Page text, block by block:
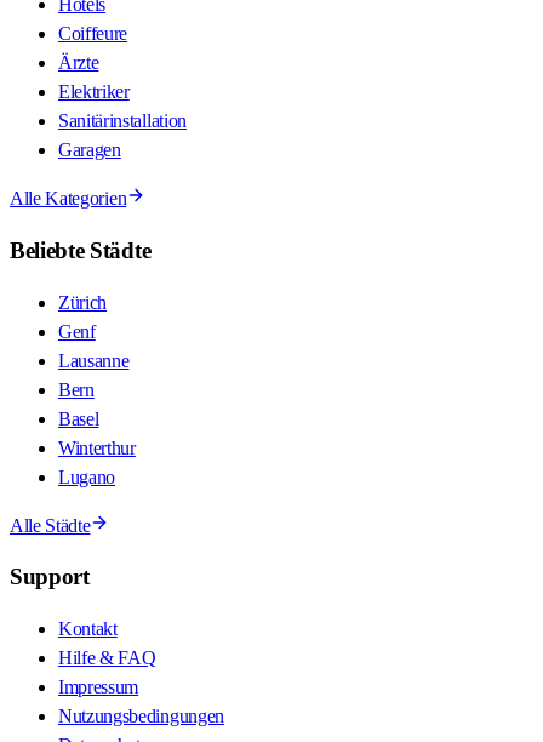
Hotels
Coiffeure
Ärzte
Elektriker
Sanitärinstallation
Garagen
Alle Kategorien
Beliebte Städte
Zürich
Genf
Lausanne
Bern
Basel
Winterthur
Lugano
Alle Städte
Support
Kontakt
Hilfe & FAQ
Impressum
Nutzungsbedingungen